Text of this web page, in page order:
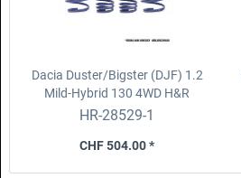
Dacia Duster/Bigster (DJF) 1.2
Mild-Hybrid 130 4WD H&R
Höherlegungssatz
HR-28529-1
CHF 504.00 *